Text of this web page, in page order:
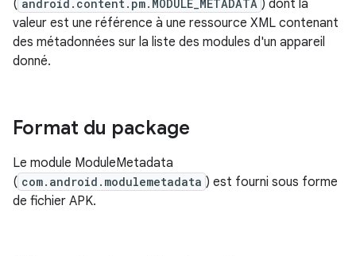
( android.content.pm.MODULE_METADATA ) dont la
valeur est une référence à une ressource XML contenant
des métadonnées sur la liste des modules d'un appareil
donné.
Format du package
Le module ModuleMetadata
( com.android.modulemetadata ) est fourni sous forme
de fichier APK.